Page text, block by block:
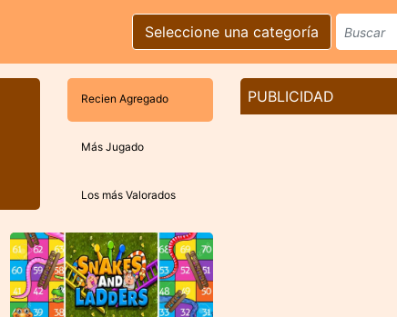
Seleccione una categoría
Recien Agregado
Más Jugado
Los más Valorados
PUBLICIDAD